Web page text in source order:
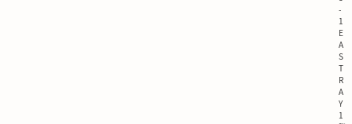
-
1
E
A
S
T
R
A
Y
1